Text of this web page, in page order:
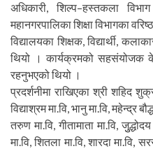
अधिकारी, शिल्प–हस्तकला
महानगरपालिका शिक्षा विभागका
विद्यालयका शिक्षक, विद्यार्थी,
थियो । कार्यक्रमको सहसंयोजक
रहनुभएको थियो ।
प्रदर्शनीमा राखिएका श्री शहिद
विद्याश्रम मा.वि, भानु मा.वि, महेन्द्र
तरुण मा.वि, गीतामाता मा.वि,
मा.वि, शितला मा.वि, शारदा मा.वि,